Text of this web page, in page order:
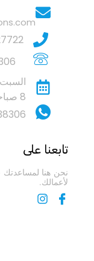
(974+)
8 صباحاً – 5 مساءً
(974+)
تابعنا على
نحن هنا لمساعدتك
لأعمالك.